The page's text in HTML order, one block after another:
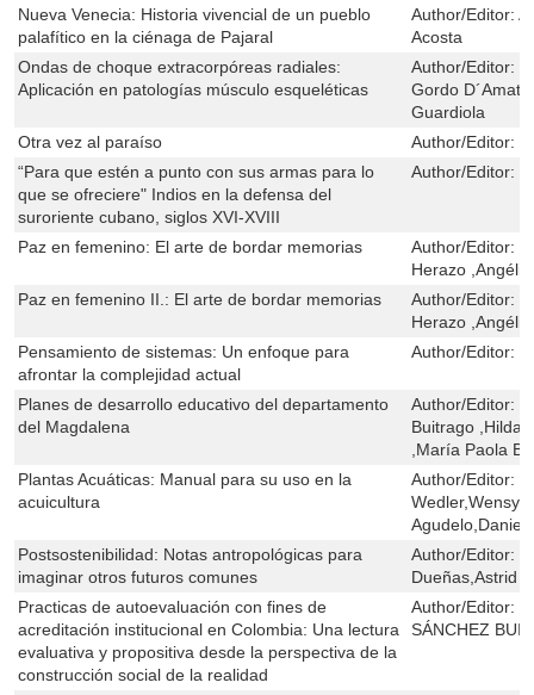
Nueva Venecia: Historia vivencial de un pueblo
palafítico en la ciénaga de Pajaral
Author/Editor:
Acosta
Ondas de choque extracorpóreas radiales:
Aplicación en patologías músculo esqueléticas
Author/Editor:
Gordo
Guardiola
Otra vez al paraíso
Author/Editor:
“Para que estén a punto con sus armas para lo
que se ofreciere" Indios en la defensa del
suroriente cubano, siglos XVI-XVIII
Author/Editor:
Paz en femenino: El arte de bordar memorias Author/Editor:
Herazo
Paz en femenino II.: El arte de bordar memorias
Author/Editor:
Herazo
Pensamiento de sistemas: Un enfoque para
afrontar la complejidad actual
Author/Editor:
Planes de desarrollo educativo del departamento
del Magdalena
Author/Editor:
Buitrago ,Hilda
,María Paola
Plantas Acuáticas: Manual para su uso en la
acuicultura
Author/Editor:
Wedler,Wensy
Agudelo,Daniel
Postsostenibilidad: Notas antropológicas para
imaginar otros futuros comunes
Author/Editor:
Dueñas,Astrid
Practicas de autoevaluación con fines de
acreditación institucional en Colombia: Una lectura
evaluativa y propositiva desde la perspectiva de la
construcción social de la realidad
Author/Editor:
SÁNCHEZ